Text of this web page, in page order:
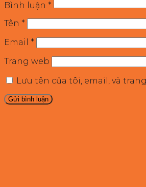
Bình luận *
Tên *
Email *
Trang web
Lưu tên của tôi, email, và